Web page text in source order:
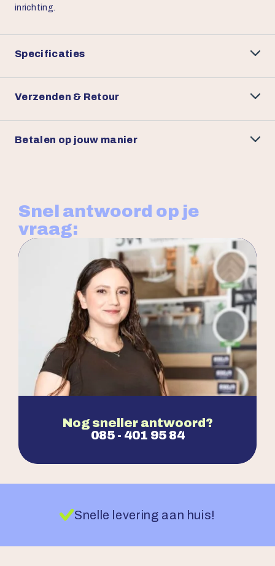
inrichting.
Specificaties
Verzenden & Retour
Betalen op jouw manier
Snel antwoord op je
vraag:
Nog sneller antwoord?
085 - 401 95 84
Snelle levering aan huis!